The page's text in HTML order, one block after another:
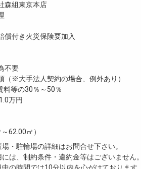
組東京本店
き火災保険要加入
不要
※大手法人契約の場合、例外あり）
料等の30％～50％
万円
62.00㎡）
・駐輪場の詳細はお問合せ下さい。
は、制約条件・違約金等はございません。